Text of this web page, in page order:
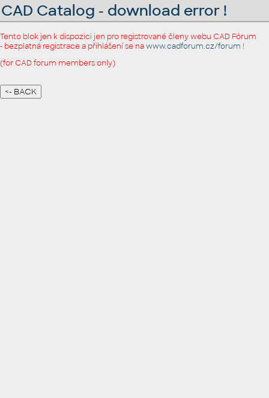
CAD Catalog - download error !
Tento blok jen k dispozici jen pro registrované členy webu CAD Fórum
- bezplatná registrace a přihlášení se nawww.cadforum.cz/forum !
(for CAD forum members only)